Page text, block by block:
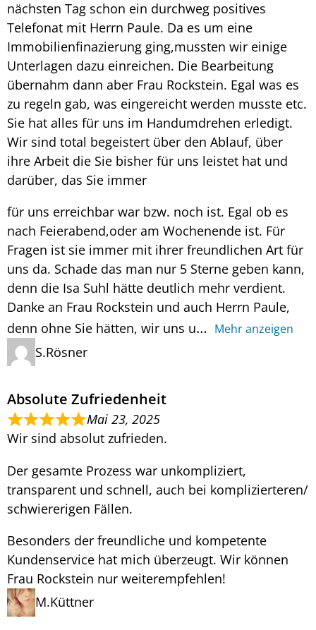
nächsten Tag schon ein durchweg positives
Telefonat mit Herrn Paule. Da es um eine
Immobilienfinazierung ging,mussten wir einige
Unterlagen dazu einreichen. Die Bearbeitung
übernahm dann aber Frau Rockstein. Egal was es
zu regeln gab, was eingereicht werden musste etc.
Sie hat alles für uns im Handumdrehen erledigt.
Wir sind total begeistert über den Ablauf, über
ihre Arbeit die Sie bisher für uns leistet hat und
darüber, das Sie immer
für uns erreichbar war bzw. noch ist. Egal ob es
nach Feierabend,oder am Wochenende ist. Für
Fragen ist sie immer mit ihrer freundlichen Art für
uns da. Schade das man nur 5 Sterne geben kann,
denn die Isa Suhl hätte deutlich mehr verdient.
Danke an Frau Rockstein und auch Herrn Paule,
denn ohne Sie hätten, wir uns u
Mehr anzeigen
S.Rösner
Absolute Zufriedenheit
Mai 23, 2025
Wir sind absolut zufrieden.
Der gesamte Prozess war unkompliziert,
transparent und schnell, auch bei komplizierteren/
schwiererigen Fällen.
Besonders der freundliche und kompetente
Kundenservice hat mich überzeugt. Wir können
Frau Rockstein nur weiterempfehlen!
M.Küttner